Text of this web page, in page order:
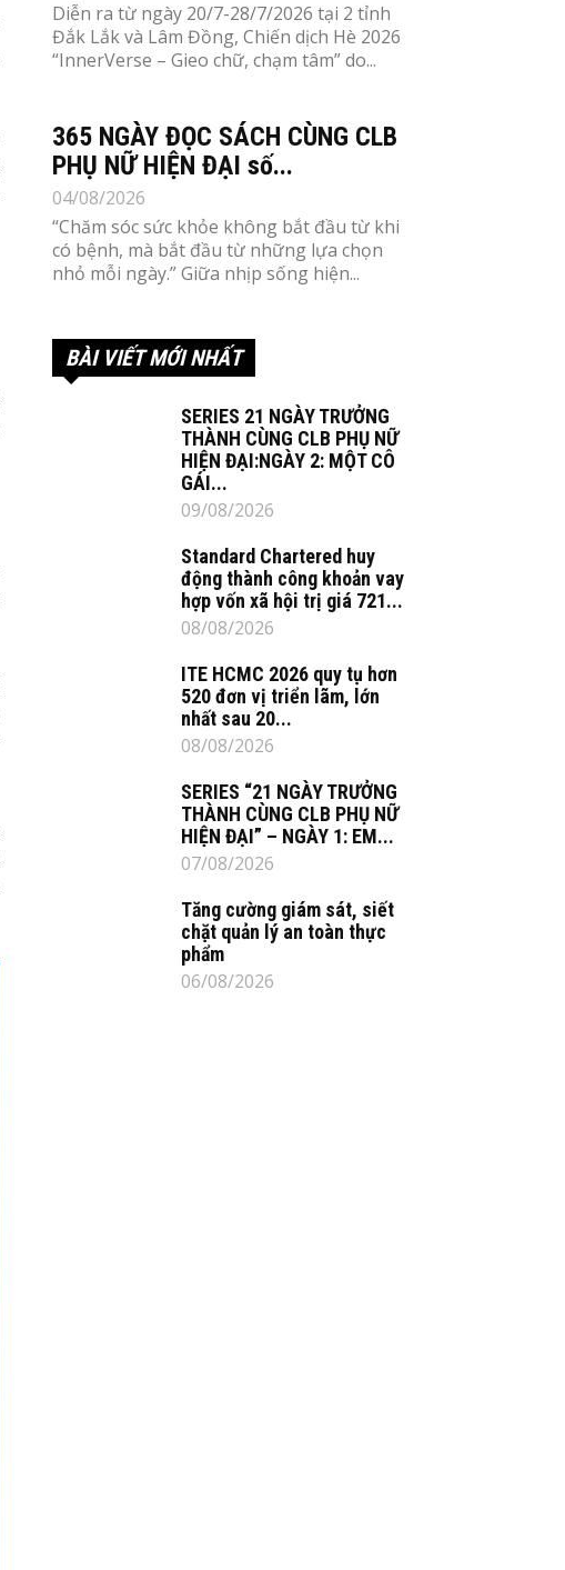
Diễn ra từ ngày 20/7-28/7/2026 tại 2 tỉnh
Đắk Lắk và Lâm Đồng, Chiến dịch Hè 2026
“InnerVerse – Gieo chữ, chạm tâm” do...
365 NGÀY ĐỌC SÁCH CÙNG CLB
PHỤ NỮ HIỆN ĐẠI số...
04/08/2026
“Chăm sóc sức khỏe không bắt đầu từ khi
có bệnh, mà bắt đầu từ những lựa chọn
nhỏ mỗi ngày.” Giữa nhịp sống hiện...
BÀI VIẾT MỚI NHẤT
SERIES 21 NGÀY TRƯỞNG
THÀNH CÙNG CLB PHỤ NỮ
HIỆN ĐẠI:NGÀY 2: MỘT CÔ
GÁI...
09/08/2026
Standard Chartered huy
động thành công khoản vay
hợp vốn xã hội trị giá 721...
08/08/2026
ITE HCMC 2026 quy tụ hơn
520 đơn vị triển lãm, lớn
nhất sau 20...
08/08/2026
SERIES “21 NGÀY TRƯỞNG
THÀNH CÙNG CLB PHỤ NỮ
HIỆN ĐẠI” – NGÀY 1: EM...
07/08/2026
Tăng cường giám sát, siết
chặt quản lý an toàn thực
phẩm
06/08/2026